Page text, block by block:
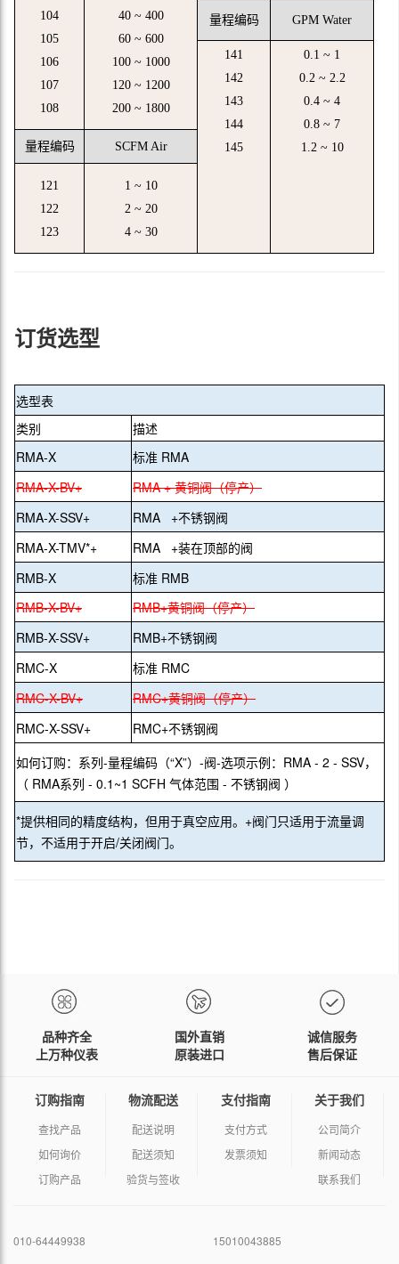
104
105
106
107
108
40 ~ 400
60 ~ 600
100 ~ 1000
120 ~ 1200
200 ~ 1800
量程编码 GPM Water
141
142
143
144
145
0.1 ~ 1
0.2 ~ 2.2
0.4 ~ 4
0.8 ~ 7
1.2 ~ 10
量程编码 SCFM Air
121
122
123
1 ~ 10
2 ~ 20
4 ~ 30
订货选型
选型表
类别
描述
RMA-X
标准 RMA
RMA-X-BV+
RMA + 黄铜阀（停产）
RMA-X-SSV+
RMA +不锈钢阀
RMA-X-TMV*+
RMA +装在顶部的阀
RMB-X
标准 RMB
RMB-X-BV+
RMB+黄铜阀（停产）
RMB-X-SSV+
RMB+不锈钢阀
RMC-X
标准 RMC
RMC-X-BV+
RMC+黄铜阀（停产）
RMC-X-SSV+
RMC+不锈钢阀
如何订购：系列-量程编码（“X”）-阀-选项示例：RMA - 2 - SSV，
（ RMA系列 - 0.1~1 SCFH 气体范围 - 不锈钢阀 ）
*提供相同的精度结构，但用于真空应用。+阀门只适用于流量调
节，不适用于开启/关闭阀门。
品种齐全
上万种仪表
国外直销
原装进口
诚信服务
售后保证
订购指南
查找产品
如何询价
订购产品
物流配送
配送说明
配送须知
验货与签收
支付指南
支付方式
发票须知
关于我们
公司简介
新闻动态
联系我们
010-64449938 15010043885